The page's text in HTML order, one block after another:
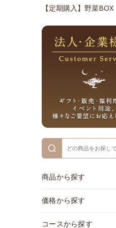
【定期購入】野菜BOX
商品から探す
価格から探す
コースから探す